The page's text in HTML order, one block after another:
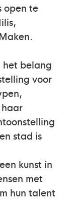
open te
het belang
voor
haar
stad is
kunst in
met
hun talent